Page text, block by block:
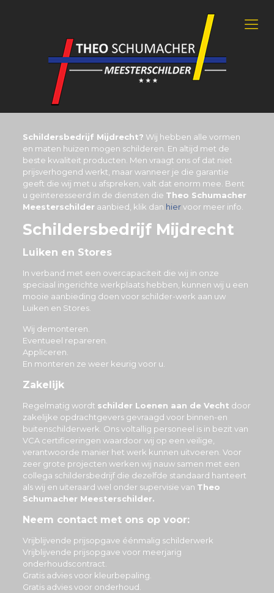
Schildersbedrijf Mijdrecht? Wij hebben alle vormen
en maten huizen mogen schilderen. En altijd met de
beste kwaliteit producten. Men vraagt ons of dat niet
prijsverhogend werkt, maar wanneer je die garantie
geeft die wij met u afspreken, valt dat enorm mee. Bent
u geïnteresseerd in de diensten die Theo Schumacher
Meesterschilder aanbied, klik dan hiervoor meer info.
Schildersbedrijf Mijdrecht
Luiken en Stores
In verband met een overcapaciteit die wij in onze
speciaal ingerichte werkplaats hebben, kunnen wij u een
mooie aanbieding doen voor schilder-werk aan uw
Luiken en Stores.
Wij demonteren.
Eventueel repareren.
Appliceren.
En monteren ze weer keurig voor u.
Zakelijk
Regelmatig wordt schilder Loenen aan de Vecht door
zakelijke opdrachtgevers gevraagd voor binnen-en
buitenschilderwerk. Ons voltallig personeel is in bezit van
VCA certificeringen waardoor wij op een veilige,
verantwoorde manier het werk kunnen uitvoeren. Voor
zeer grote projecten werken wij nauw samen met een
collega schildersbedrijf die dezelfde standaard hanteert
als wij en uiteraard wel onder supervisie van Theo
Schumacher Meesterschilder.
Neem contact met ons op voor:
Vrijblijvende prijsopgave éénmalig schilderwerk
Vrijblijvende prijsopgave voor meerjarig
onderhoudscontract.
Gratis advies voor kleurbepaling.
Gratis advies voor onderhoud.